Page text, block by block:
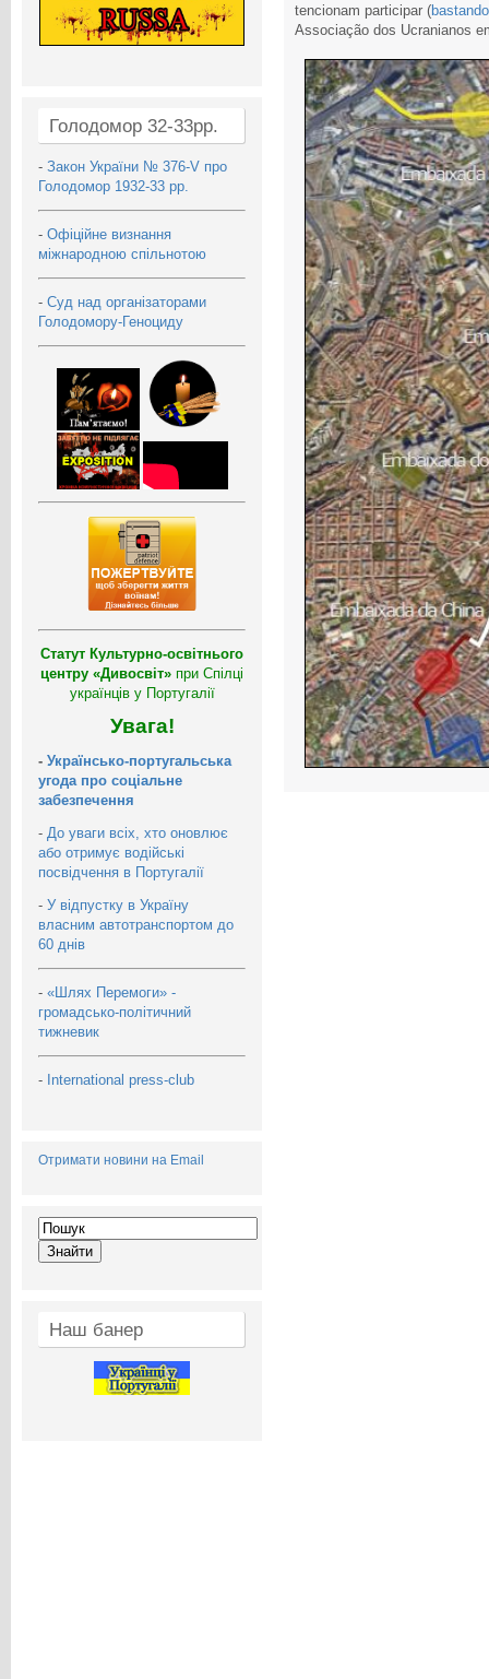
Голодомор 32-33рр.
- Закон України № 376-V про
Голодомор 1932-33 рр.
- Офіційне визнання
міжнародною спільнотою
- Суд над організаторами
Голодомору-Геноциду
Статут Культурно-освітнього
центру «Дивосвіт» при Спілці
українців у Португалії
Увага!
- Українсько-португальська
угода про соціальне
забезпечення
- До уваги всіх, хто оновлює
або отримує водійські
посвідчення в Португалії
- У відпустку в Україну
власним автотранспортом до
60 днів
- «Шлях Перемоги» -
громадсько-політичний
тижневик
- International press-club
Отримати новини на Email
Наш банер
tencionam participar (
Associação dos Ucranianos